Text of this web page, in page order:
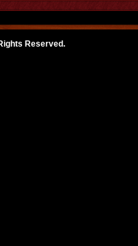
Reserved.